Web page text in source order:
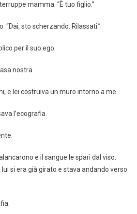
mamma. “È tuo figlio.”
“Dai, sto scherzando. Rilassati.”
per il suo ego.
nostra.
e lei costruiva un muro intorno a me.
l’ecografia.
e il sangue le sparì dal viso.
si era già girato e stava andando verso